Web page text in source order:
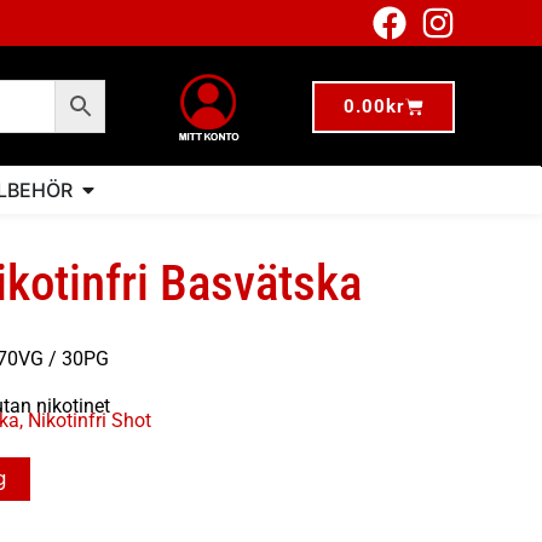
0.00 kr
Basvätska
/ 30PG
nikotinet
, Nikotinfri Shot